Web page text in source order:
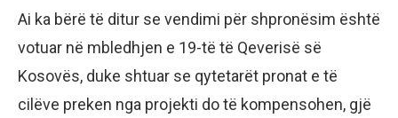
Ai ka bërë të ditur se vendimi për shpronësim është
votuar në mbledhjen e 19-të të Qeverisë së
Kosovës, duke shtuar se qytetarët pronat e të
cilëve preken nga projekti do të kompensohen, gjë